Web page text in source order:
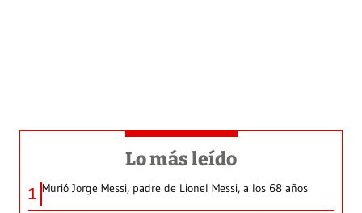
Lo más leído
1 Murió Jorge Messi, padre de Lionel Messi, a los 68 años